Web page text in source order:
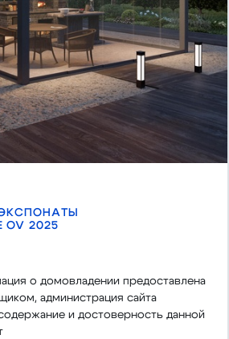
2025
о домовладении предоставлена
администрация сайта
и достоверность данной